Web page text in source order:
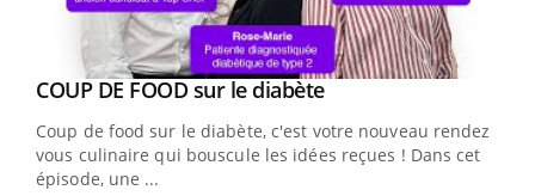
Youtube
COUP DE FOOD sur le diabèteYoutube
Coup de food sur le diabète, c'est votre nouveau rendez-
vous culinaire qui bouscule les idées reçues ! Dans cet
épisode, une ...